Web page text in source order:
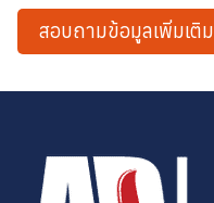
สอบถามข้อมูลเพิ่มเติม